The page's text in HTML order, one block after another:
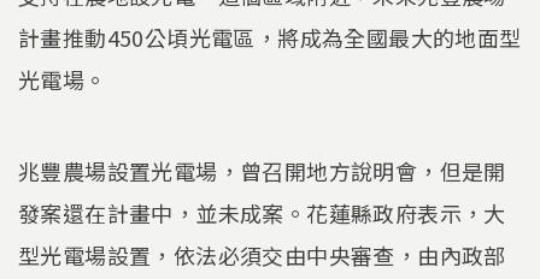
計畫推動450公頃光電區，將成為全國最大的地面型
光電場。
兆豐農場設置光電場，曾召開地方說明會，但是開
發案還在計畫中，並未成案。花蓮縣政府表示，大
型光電場設置，依法必須交由中央審查，由內政部